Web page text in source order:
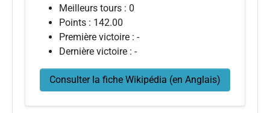
Meilleurs tours : 0
Points : 142.00
Première victoire : -
Dernière victoire : -
Consulter la fiche Wikipédia (en Anglais)